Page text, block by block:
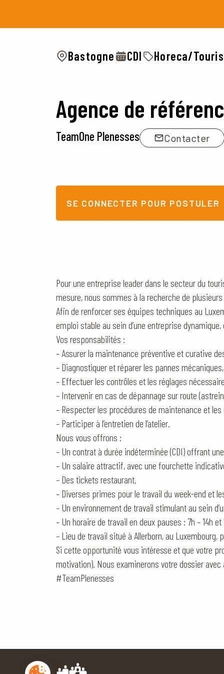
Bastogne CDI Horeca/
Agence de
TeamOne Plenesses Contacter
SE CONNECTER POUR POSTULER
Pour une entreprise leader dans le secteur du
mesure, nous sommes à la recherche de
Afin de renforcer ses équipes techniques au
emploi stable au sein d’une entreprise
Vos responsabilités :
– Assurer la maintenance préventive et curative
– Diagnostiquer et réparer les pannes
– Effectuer les contrôles et les réglages
– Intervenir en cas de dépannage sur route
– Respecter les procédures de maintenance et
– Participer à l’entretien de l’atelier.
Nous vous offrons :
– Un contrat à durée indéterminée (CDI) offrant
– Un salaire attractif, avec une fourchette
– Des tickets restaurant.
– Diverses primes pour le travail du week-end et
– Un environnement de travail stimulant au sein
– Un horaire de travail en deux pauses : 7h – 14h
– Lieu de travail situé à Allerborn, au Luxembourg,
Si cette opportunité vous intéresse et que votre
motivation). Nous examinerons votre dossier
#TeamPlenesses